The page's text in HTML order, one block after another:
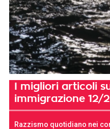
I migliori articoli
immigrazione 12/
Razzismo quotidiano nei